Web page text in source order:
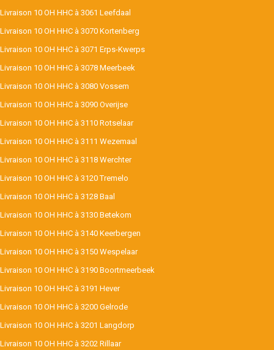
Livraison 10 OH HHC à 3061 Leefdaal
Livraison 10 OH HHC à 3070 Kortenberg
Livraison 10 OH HHC à 3071 Erps-Kwerps
Livraison 10 OH HHC à 3078 Meerbeek
Livraison 10 OH HHC à 3080 Vossem
Livraison 10 OH HHC à 3090 Overijse
Livraison 10 OH HHC à 3110 Rotselaar
Livraison 10 OH HHC à 3111 Wezemaal
Livraison 10 OH HHC à 3118 Werchter
Livraison 10 OH HHC à 3120 Tremelo
Livraison 10 OH HHC à 3128 Baal
Livraison 10 OH HHC à 3130 Betekom
Livraison 10 OH HHC à 3140 Keerbergen
Livraison 10 OH HHC à 3150 Wespelaar
Livraison 10 OH HHC à 3190 Boortmeerbeek
Livraison 10 OH HHC à 3191 Hever
Livraison 10 OH HHC à 3200 Gelrode
Livraison 10 OH HHC à 3201 Langdorp
Livraison 10 OH HHC à 3202 Rillaar